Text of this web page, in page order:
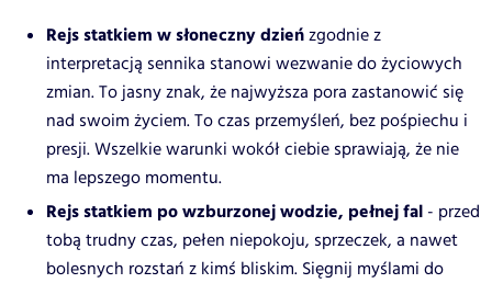
Rejs statkiem w słoneczny dzieńzgodnie z
interpretacją sennika stanowi wezwanie do życiowych
zmian. To jasny znak, że najwyższa pora zastanowić się
nad swoim życiem. To czas przemyśleń, bez pośpiechu i
presji. Wszelkie warunki wokół ciebie sprawiają, że nie
ma lepszego momentu.
Rejs statkiem po wzburzonej wodzie, pełnej fal - przed
tobą trudny czas, pełen niepokoju, sprzeczek, a nawet
bolesnych rozstań z kimś bliskim. Sięgnij myślami do